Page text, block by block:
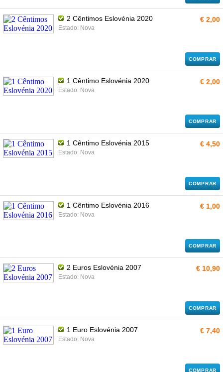
2 Cêntimos Eslovénia 2020
Estado: Nova
€ 2,00
COMPRAR
1 Cêntimo Eslovénia 2020
Estado: Nova
€ 2,00
COMPRAR
1 Cêntimo Eslovénia 2015
Estado: Nova
€ 4,50
COMPRAR
1 Cêntimo Eslovénia 2016
Estado: Nova
€ 1,00
COMPRAR
2 Euros Eslovénia 2007
Estado: Nova
€ 10,90
COMPRAR
1 Euro Eslovénia 2007
Estado: Nova
€ 7,40
COMPRAR